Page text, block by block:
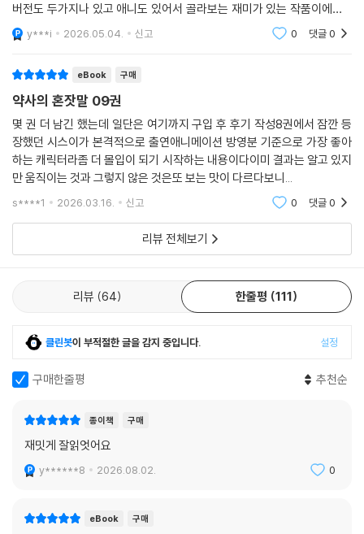
버전도 두가지나 있고 애니도 있어서 골라보는 재미가 있는 작품이에요~
완결되면 차근차근 정독해서 읽어보려 합니다~~그때까지 열심히 구매해
볼게요~~^^
y***i 2026.05.04. 신고 0 댓글0
eBook 구매
약사의 혼잣말 09권
몇 권 더 남긴 했는데 일단은 여기까지 구입 후 후기 작성8권에서 잠깐 등
장했던 시스이가 본격적으로 출연애니메이션 방영분 기준으로 가장 좋아
하는 캐릭터라좀 더 몰입이 되기 시작하는 내용이다이미 결과는 알고 있지
만 움직이는 것과 그렇지 않은 것은또 보는 맛이 다르다보니...
s****1 2026.03.16. 신고 0 댓글0
리뷰 전체보기
리뷰 64 한줄평 111
클린봇이 부적절한 글을 감지 중입니다. 설정
구매한줄평 추천순
종이책 구매
재밋게 잘읽엇어요
y******8 2026.08.02. 0
eBook 구매